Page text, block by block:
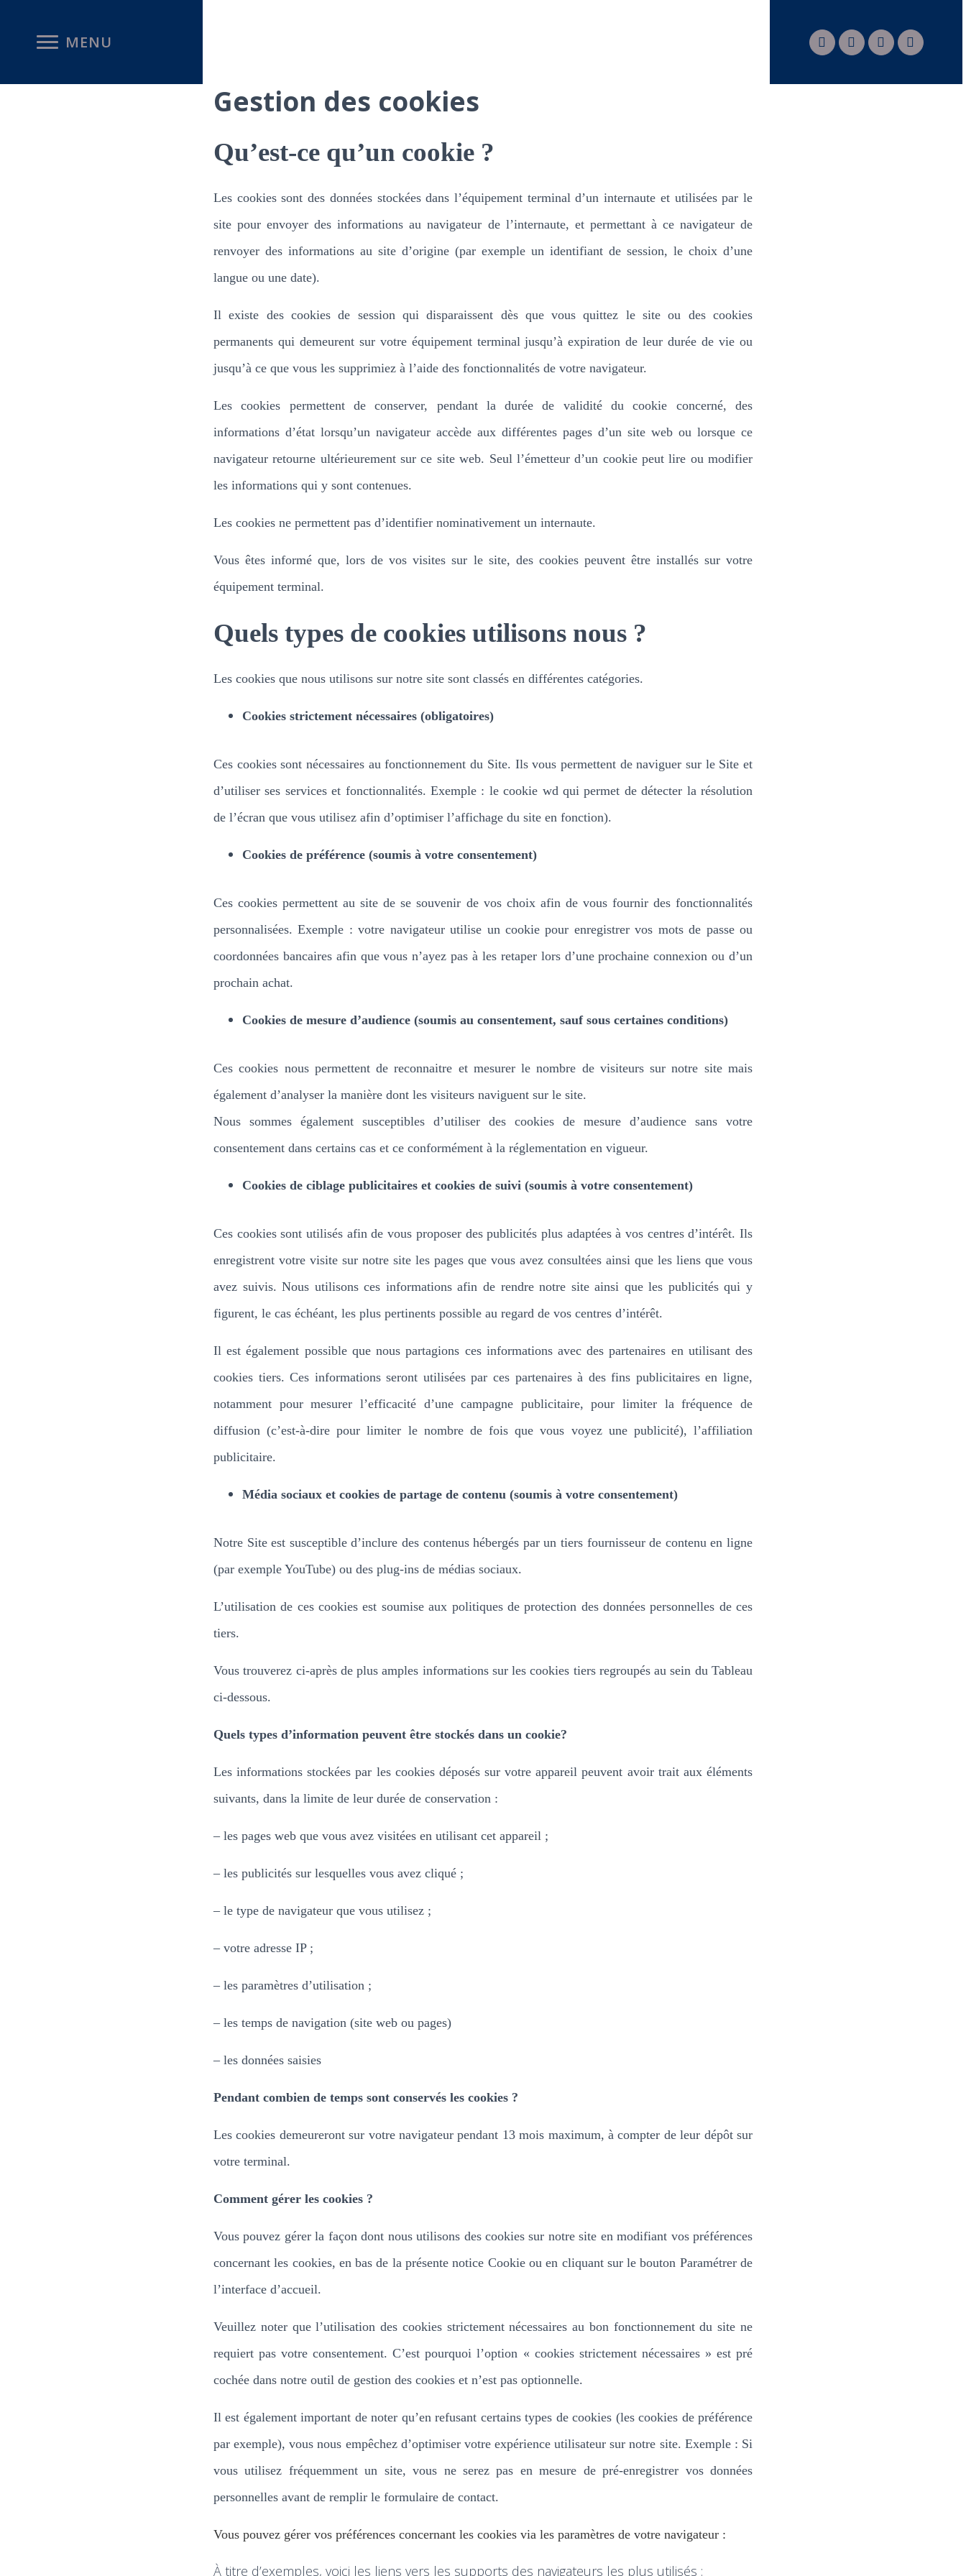
MENU
Gestion des cookies
Qu’est-ce qu’un cookie ?
Les cookies sont des données stockées dans l’équipement terminal d’un internaute et utilisées par le
site pour envoyer des informations au navigateur de l’internaute, et permettant à ce navigateur de
renvoyer des informations au site d’origine (par exemple un identifiant de session, le choix d’une
langue ou une date).
Il existe des cookies de session qui disparaissent dès que vous quittez le site ou des cookies
permanents qui demeurent sur votre équipement terminal jusqu’à expiration de leur durée de vie ou
jusqu’à ce que vous les supprimiez à l’aide des fonctionnalités de votre navigateur.
Les cookies permettent de conserver, pendant la durée de validité du cookie concerné, des
informations d’état lorsqu’un navigateur accède aux différentes pages d’un site web ou lorsque ce
navigateur retourne ultérieurement sur ce site web. Seul l’émetteur d’un cookie peut lire ou modifier
les informations qui y sont contenues.
Les cookies ne permettent pas d’identifier nominativement un internaute.
Vous êtes informé que, lors de vos visites sur le site, des cookies peuvent être installés sur votre
équipement terminal.
Quels types de cookies utilisons nous ?
Les cookies que nous utilisons sur notre site sont classés en différentes catégories.
Cookies strictement nécessaires (obligatoires)
Ces cookies sont nécessaires au fonctionnement du Site. Ils vous permettent de naviguer sur le Site et
d’utiliser ses services et fonctionnalités. Exemple : le cookie wd qui permet de détecter la résolution
de l’écran que vous utilisez afin d’optimiser l’affichage du site en fonction).
Cookies de préférence (soumis à votre consentement)
Ces cookies permettent au site de se souvenir de vos choix afin de vous fournir des fonctionnalités
personnalisées. Exemple : votre navigateur utilise un cookie pour enregistrer vos mots de passe ou
coordonnées bancaires afin que vous n’ayez pas à les retaper lors d’une prochaine connexion ou d’un
prochain achat.
Cookies de mesure d’audience (soumis au consentement, sauf sous certaines conditions)
Ces cookies nous permettent de reconnaitre et mesurer le nombre de visiteurs sur notre site mais
également d’analyser la manière dont les visiteurs naviguent sur le site.
Nous sommes également susceptibles d’utiliser des cookies de mesure d’audience sans votre
consentement dans certains cas et ce conformément à la réglementation en vigueur.
Cookies de ciblage publicitaires et cookies de suivi (soumis à votre consentement)
Ces cookies sont utilisés afin de vous proposer des publicités plus adaptées à vos centres d’intérêt. Ils
enregistrent votre visite sur notre site les pages que vous avez consultées ainsi que les liens que vous
avez suivis. Nous utilisons ces informations afin de rendre notre site ainsi que les publicités qui y
figurent, le cas échéant, les plus pertinents possible au regard de vos centres d’intérêt.
Il est également possible que nous partagions ces informations avec des partenaires en utilisant des
cookies tiers. Ces informations seront utilisées par ces partenaires à des fins publicitaires en ligne,
notamment pour mesurer l’efficacité d’une campagne publicitaire, pour limiter la fréquence de
diffusion (c’est-à-dire pour limiter le nombre de fois que vous voyez une publicité), l’affiliation
publicitaire.
Média sociaux et cookies de partage de contenu (soumis à votre consentement)
Notre Site est susceptible d’inclure des contenus hébergés par un tiers fournisseur de contenu en ligne
(par exemple YouTube) ou des plug-ins de médias sociaux.
L’utilisation de ces cookies est soumise aux politiques de protection des données personnelles de ces
tiers.
Vous trouverez ci-après de plus amples informations sur les cookies tiers regroupés au sein du Tableau
ci-dessous.
Quels types d’information peuvent être stockés dans un cookie?
Les informations stockées par les cookies déposés sur votre appareil peuvent avoir trait aux éléments
suivants, dans la limite de leur durée de conservation :
– les pages web que vous avez visitées en utilisant cet appareil ;
– les publicités sur lesquelles vous avez cliqué ;
– le type de navigateur que vous utilisez ;
– votre adresse IP ;
– les paramètres d’utilisation ;
– les temps de navigation (site web ou pages)
– les données saisies
Pendant combien de temps sont conservés les cookies ?
Les cookies demeureront sur votre navigateur pendant 13 mois maximum, à compter de leur dépôt sur
votre terminal.
Comment gérer les cookies ?
Vous pouvez gérer la façon dont nous utilisons des cookies sur notre site en modifiant vos préférences
concernant les cookies, en bas de la présente notice Cookie ou en cliquant sur le bouton Paramétrer de
l’interface d’accueil.
Veuillez noter que l’utilisation des cookies strictement nécessaires au bon fonctionnement du site ne
requiert pas votre consentement. C’est pourquoi l’option « cookies strictement nécessaires » est pré
cochée dans notre outil de gestion des cookies et n’est pas optionnelle.
Il est également important de noter qu’en refusant certains types de cookies (les cookies de préférence
par exemple), vous nous empêchez d’optimiser votre expérience utilisateur sur notre site. Exemple : Si
vous utilisez fréquemment un site, vous ne serez pas en mesure de pré-enregistrer vos données
personnelles avant de remplir le formulaire de contact.
Vous pouvez gérer vos préférences concernant les cookies via les paramètres de votre navigateur :
À titre d’exemples, voici les liens vers les supports des navigateurs les plus utilisés :